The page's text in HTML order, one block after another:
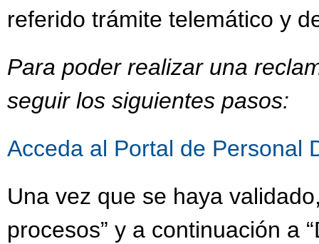
referido trámite telemático y
Para poder realizar una
seguir los siguientes pasos:
Acceda al Portal de Personal
Una vez que se haya
procesos” y a continuación a